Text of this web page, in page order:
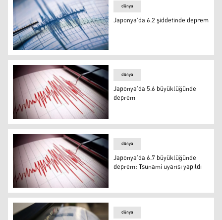
Japonya’da 6.2 şiddetinde deprem
dünya
Japonya’da 6.2 şiddetinde deprem
Japonya’da 5.6 büyüklüğünde deprem
dünya
Japonya’da 5.6 büyüklüğünde
deprem
Japonya’da 6.7 büyüklüğünde deprem: Tsunami uyarısı
dünya
Japonya’da 6.7 büyüklüğünde
deprem: Tsunami uyarısı yapıldı
dünya